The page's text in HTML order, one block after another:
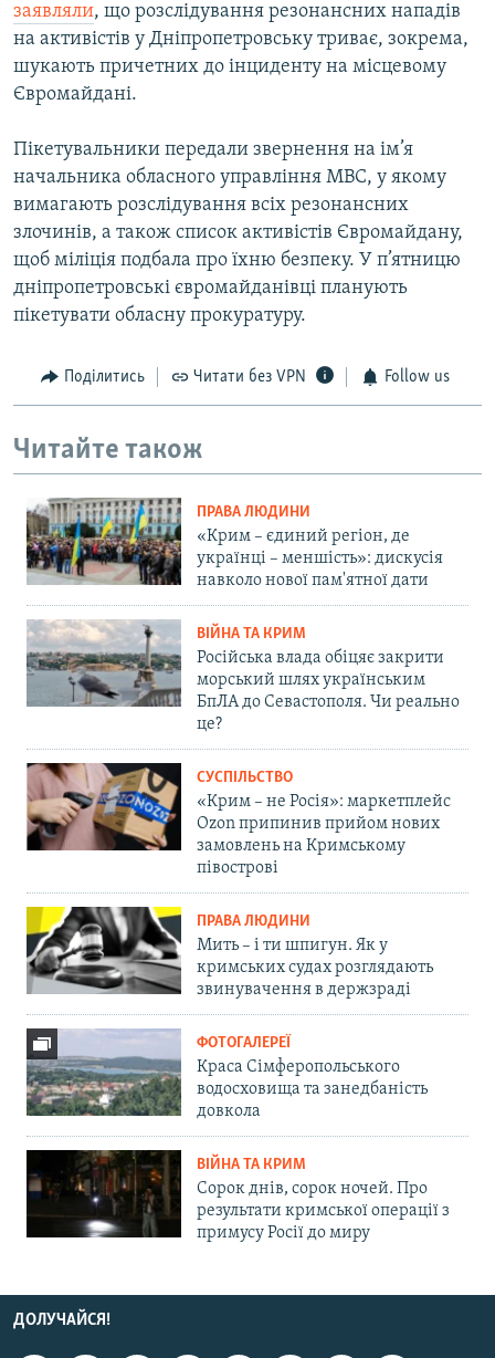
заявляли, що розслідування резонансних нападів
на активістів у Дніпропетровську триває, зокрема,
шукають причетних до інциденту на місцевому
Євромайдані.
Пікетувальники передали звернення на ім’я
начальника обласного управління МВС, у якому
вимагають розслідування всіх резонансних
злочинів, а також список активістів Євромайдану,
щоб міліція подбала про їхню безпеку. У п’ятницю
дніпропетровські євромайданівці планують
пікетувати обласну прокуратуру.
Поділитись Читати без VPN Follow us
Читайте також
ПРАВА ЛЮДИНИ
«Крим – єдиний регіон, де
українці – меншість»: дискусія
навколо нової пам'ятної дати
ВІЙНА ТА КРИМ
Російська влада обіцяє закрити
морський шлях українським
БпЛА до Севастополя. Чи реально
це?
СУСПІЛЬСТВО
«Крим – не Росія»: маркетплейс
Ozon припинив прийом нових
замовлень на Кримському
півострові
ПРАВА ЛЮДИНИ
Мить – і ти шпигун. Як у
кримських судах розглядають
звинувачення в держзраді
ФОТОГАЛЕРЕЇ
Краса Сімферопольського
водосховища та занедбаність
довкола
ВІЙНА ТА КРИМ
Сорок днів, сорок ночей. Про
результати кримської операції з
примусу Росії до миру
ДОЛУЧАЙСЯ!